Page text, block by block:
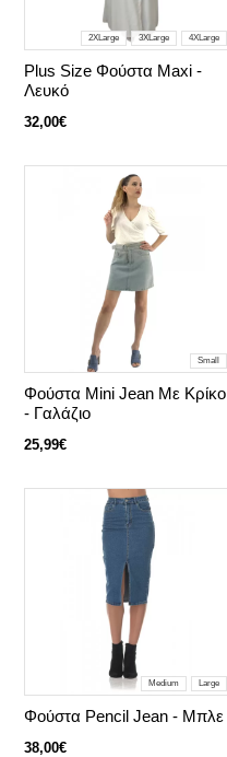
2XLarge 3XLarge 4XLarge
Plus Size Φούστα Maxi -
Λευκό
32,00€
Small
Φούστα Mini Jean Με Κρίκο
- Γαλάζιο
25,99€
Medium Large
Φούστα Pencil Jean - Μπλε
38,00€